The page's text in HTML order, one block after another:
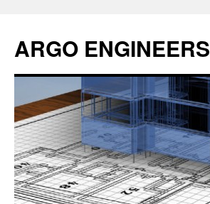
περιεχόμενο
ARGO ENGINEERS